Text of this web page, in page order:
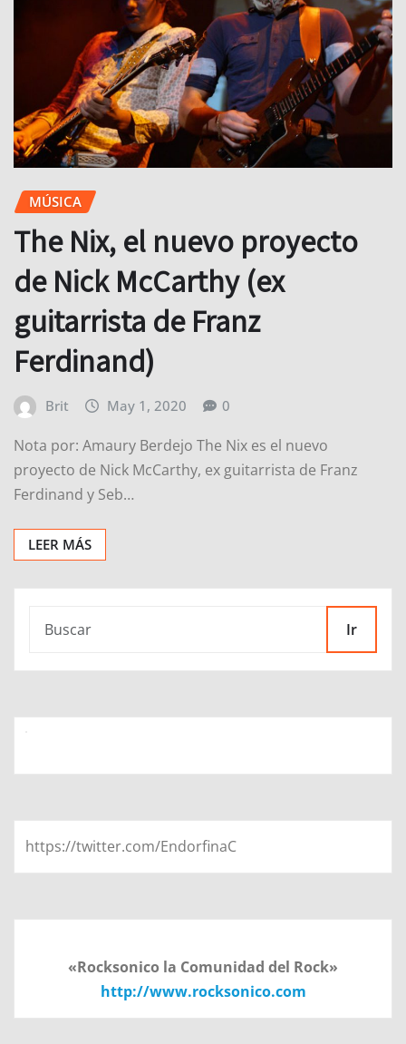
MÚSICA
The Nix, el nuevo proyecto
de Nick McCarthy (ex
guitarrista de Franz
Ferdinand)
Brit May 1, 2020 0
Nota por: Amaury Berdejo The Nix es el nuevo
proyecto de Nick McCarthy, ex guitarrista de Franz
Ferdinand y Seb…
LEER MÁS
Ir
https://twitter.com/EndorfinaC
«Rocksonico la Comunidad del Rock»
http://www.rocksonico.com